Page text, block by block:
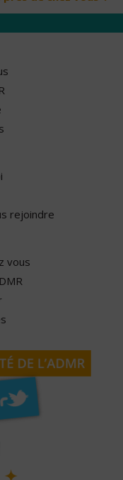
rejoindre
vous